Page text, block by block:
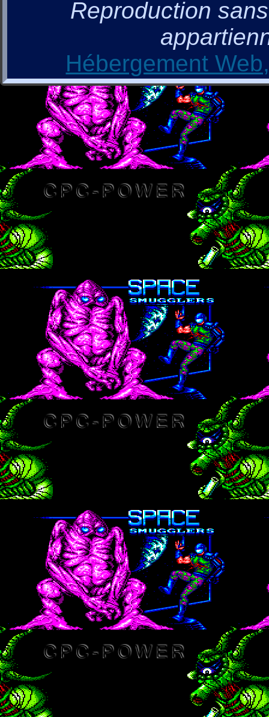
Reproduction
Hébergement